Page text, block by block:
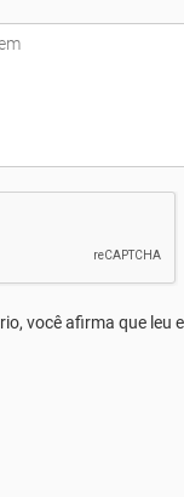
você afirma que leu